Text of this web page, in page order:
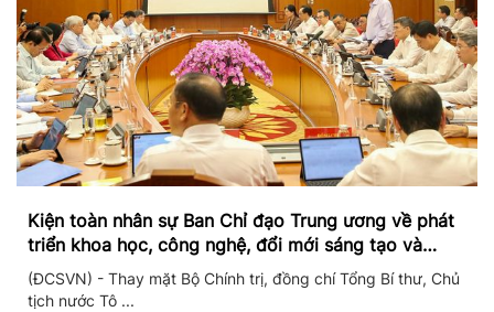
Kiện toàn nhân sự Ban Chỉ đạo Trung ương về phát
triển khoa học, công nghệ, đổi mới sáng tạo và
chuyển đổi số
(ĐCSVN) - Thay mặt Bộ Chính trị, đồng chí Tổng Bí thư, Chủ
tịch nước Tô ...